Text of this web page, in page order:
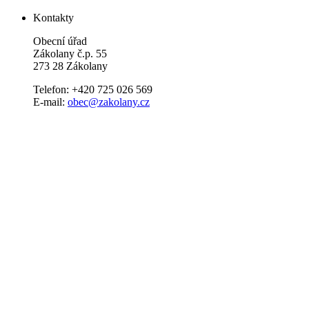
Kontakty
Obecní úřad
Zákolany č.p. 55
273 28 Zákolany
Telefon: +420 725 026 569
E-mail: obec@zakolany.cz